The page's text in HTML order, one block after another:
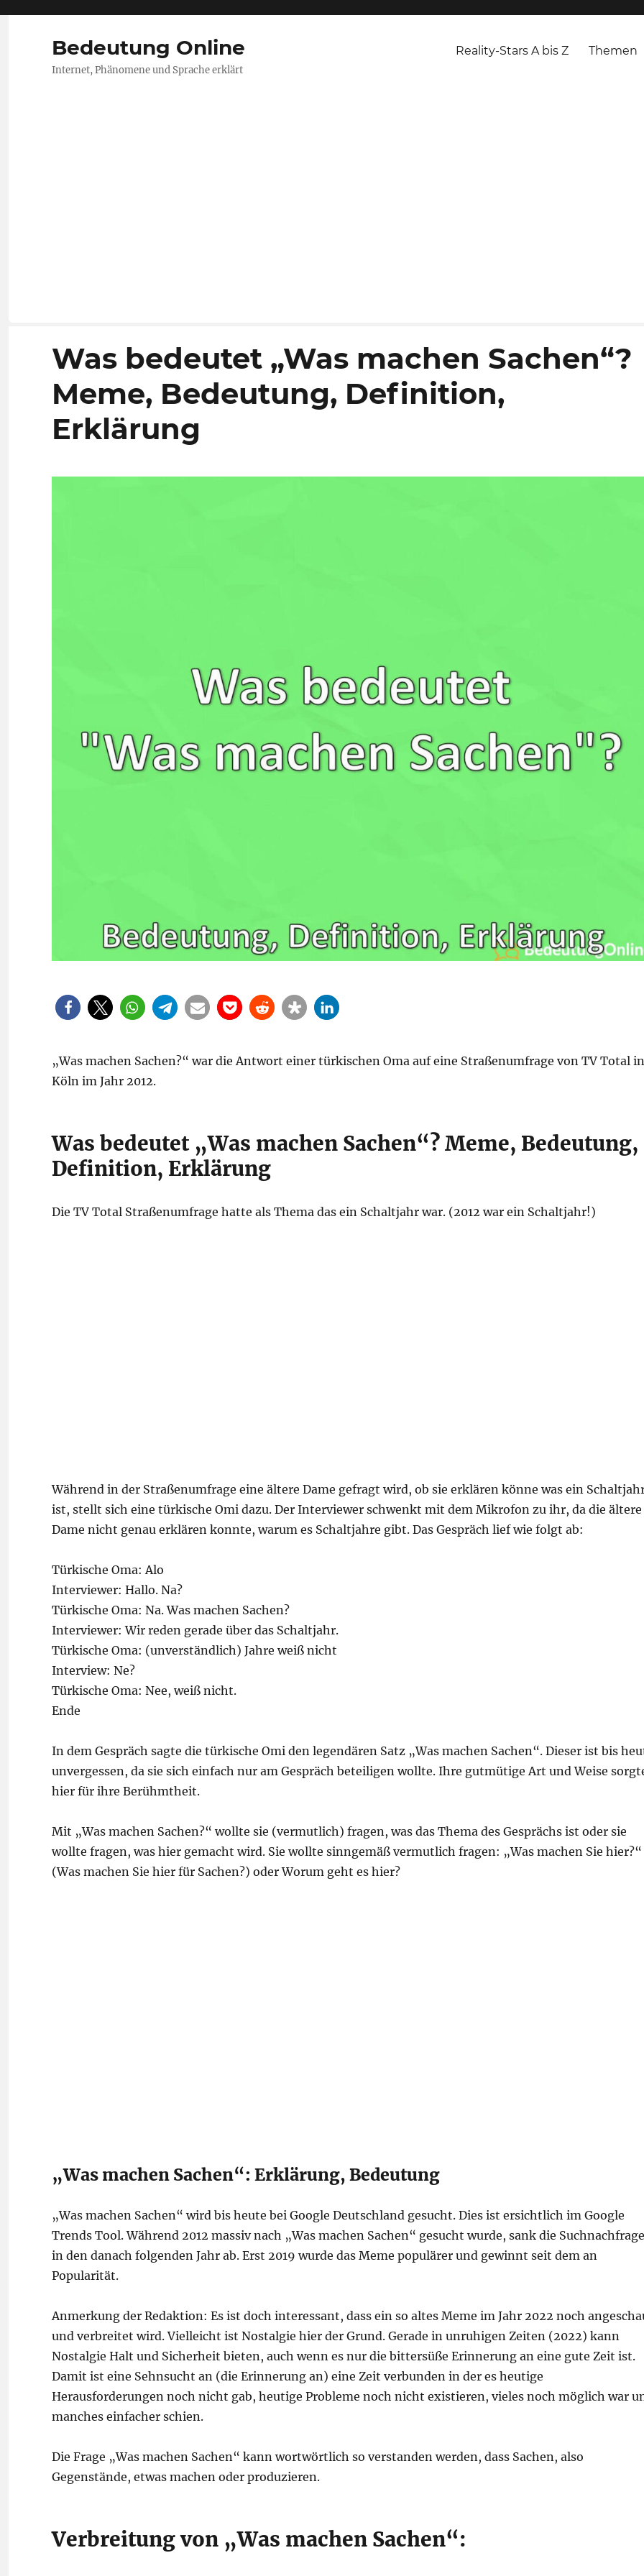
Bedeutung Online
Internet, Phänomene und Sprache erklärt
Reality-Stars A bis Z Themen
Was bedeutet „Was machen Sachen“?
Meme, Bedeutung, Definition,
Erklärung
„Was machen Sachen?“ war die Antwort einer türkischen Oma auf eine Straßenumfrage von TV Total in
Köln im Jahr 2012.
Was bedeutet „Was machen Sachen“? Meme, Bedeutung,
Definition, Erklärung
Die TV Total Straßenumfrage hatte als Thema das ein Schaltjahr war. (2012 war ein Schaltjahr!)
Während in der Straßenumfrage eine ältere Dame gefragt wird, ob sie erklären könne was ein
ist, stellt sich eine türkische Omi dazu. Der Interviewer schwenkt mit dem Mikrofon zu ihr, da die ältere
Dame nicht genau erklären konnte, warum es Schaltjahre gibt. Das Gespräch lief wie folgt ab:
Türkische Oma: Alo
Interviewer: Hallo. Na?
Türkische Oma: Na. Was machen Sachen?
Interviewer: Wir reden gerade über das Schaltjahr.
Türkische Oma: (unverständlich) Jahre weiß nicht
Interview: Ne?
Türkische Oma: Nee, weiß nicht.
Ende
In dem Gespräch sagte die türkische Omi den legendären Satz „Was machen Sachen“. Dieser ist bis
unvergessen, da sie sich einfach nur am Gespräch beteiligen wollte. Ihre gutmütige Art und Weise
hier für ihre Berühmtheit.
Mit „Was machen Sachen?“ wollte sie (vermutlich) fragen, was das Thema des Gesprächs ist oder sie
wollte fragen, was hier gemacht wird. Sie wollte sinngemäß vermutlich fragen: „Was machen Sie hier?“
(Was machen Sie hier für Sachen?) oder Worum geht es hier?
„Was machen Sachen“: Erklärung, Bedeutung
„Was machen Sachen“ wird bis heute bei Google Deutschland gesucht. Dies ist ersichtlich im Google
Trends Tool. Während 2012 massiv nach „Was machen Sachen“ gesucht wurde, sank die
in den danach folgenden Jahr ab. Erst 2019 wurde das Meme populärer und gewinnt seit dem an
Popularität.
Anmerkung der Redaktion: Es ist doch interessant, dass ein so altes Meme im Jahr 2022 noch
und verbreitet wird. Vielleicht ist Nostalgie hier der Grund. Gerade in unruhigen Zeiten (2022) kann
Nostalgie Halt und Sicherheit bieten, auch wenn es nur die bittersüße Erinnerung an eine gute Zeit ist.
Damit ist eine Sehnsucht an (die Erinnerung an) eine Zeit verbunden in der es heutige
Herausforderungen noch nicht gab, heutige Probleme noch nicht existieren, vieles noch möglich war
manches einfacher schien.
Die Frage „Was machen Sachen“ kann wortwörtlich so verstanden werden, dass Sachen, also
Gegenstände, etwas machen oder produzieren.
Verbreitung von „Was machen Sachen“: